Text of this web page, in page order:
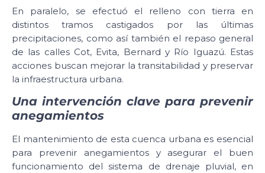
En paralelo, se efectuó el relleno con tierra en
distintos tramos castigados por las últimas
precipitaciones, como así también el repaso general
de las calles Cot, Evita, Bernard y Río Iguazú. Estas
acciones buscan mejorar la transitabilidad y preservar
la infraestructura urbana.
Una intervención clave para prevenir
anegamientos
El mantenimiento de esta cuenca urbana es esencial
para prevenir anegamientos y asegurar el buen
funcionamiento del sistema de drenaje pluvial, en